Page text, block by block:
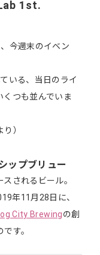
1st.
今週末のイベン
いる、当日のライ
くつも並んでいま
）
ップブリュー
されるビール。
年11月28日に、
City Brewingの創
す。